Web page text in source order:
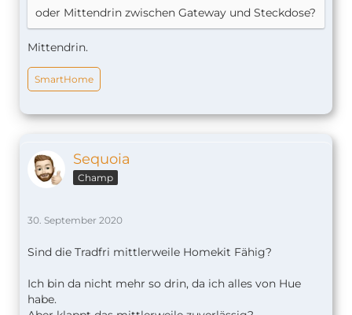
oder Mittendrin zwischen Gateway und Steckdose?
Mittendrin.
SmartHome
Sequoia
Champ
30. September 2020
Sind die Tradfri mittlerweile Homekit Fähig?
Ich bin da nicht mehr so drin, da ich alles von Hue
habe.